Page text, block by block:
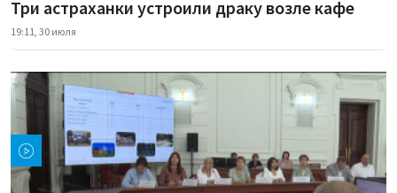
Три астраханки устроили драку возле кафе
19:11, 30 июля